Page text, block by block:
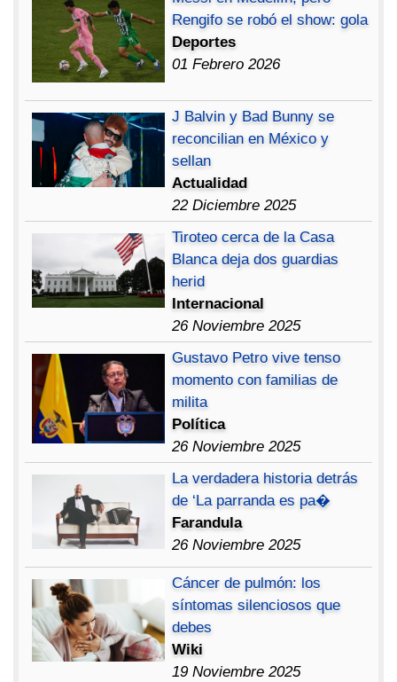
Rengifo se robó el show: gola
Deportes
01 Febrero 2026
J Balvin y Bad Bunny se
reconcilian en México y
sellan
Actualidad
22 Diciembre 2025
Tiroteo cerca de la Casa
Blanca deja dos guardias
herid
Internacional
26 Noviembre 2025
Gustavo Petro vive tenso
momento con familias de
milita
Política
26 Noviembre 2025
La verdadera historia detrás
de ‘La parranda es pa�
Farandula
26 Noviembre 2025
Cáncer de pulmón: los
síntomas silenciosos que
debes
Wiki
19 Noviembre 2025